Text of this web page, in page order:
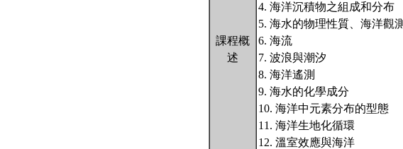
課程概
述
4. 海洋沉積物之組成和分布
5. 海水的物理性質、海洋觀測
6. 海流
7. 波浪與潮汐
8. 海洋遙測
9. 海水的化學成分
10. 海洋中元素分布的型態
11. 海洋生地化循環
12. 溫室效應與海洋